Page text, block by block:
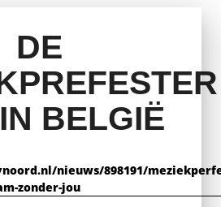
DE
BELGIË
nieuws/898191/
zonder-jou